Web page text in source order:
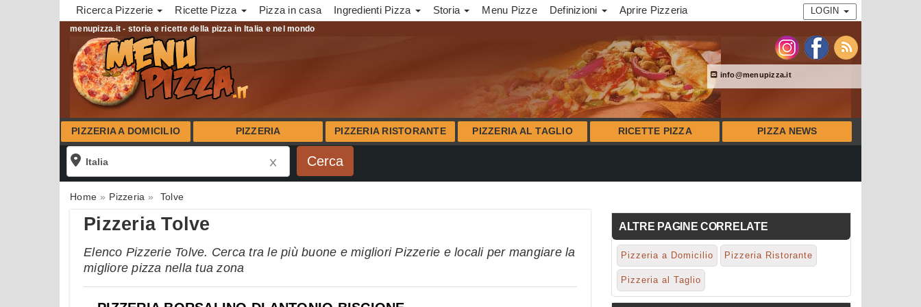
Ricerca Pizzerie Ricette Pizza Pizza in casa Ingredienti Pizza Storia Menu Pizze Definizioni Aprire Pizzeria LOGIN
menupizza.it - storia e ricette della pizza in Italia e nel mondo
info@menupizza.it
PIZZERIA A DOMICILIO PIZZERIA PIZZERIA RISTORANTE PIZZERIA AL TAGLIO RICETTE PIZZA PIZZA NEWS
Home Pizzeria Tolve
Pizzeria Tolve
Elenco Pizzerie Tolve. Cerca tra le più buone e migliori Pizzerie e locali per mangiare la
migliore pizza nella tua zona
ALTRE PAGINE CORRELATE
Pizzeria a Domicilio Pizzeria Ristorante
Pizzeria al Taglio